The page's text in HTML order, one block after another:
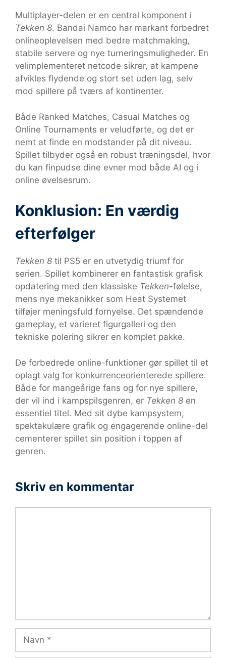
Multiplayer-delen er en central komponent i
Tekken 8. Bandai Namco har markant forbedret
onlineoplevelsen med bedre matchmaking,
stabile servere og nye turneringsmuligheder. En
velimplementeret netcode sikrer, at kampene
afvikles flydende og stort set uden lag, selv
mod spillere på tværs af kontinenter.
Både Ranked Matches, Casual Matches og
Online Tournaments er veludførte, og det er
nemt at finde en modstander på dit niveau.
Spillet tilbyder også en robust træningsdel, hvor
du kan finpudse dine evner mod både AI og i
online øvelsesrum.
Konklusion: En værdig
efterfølger
Tekken 8 til PS5 er en utvetydig triumf for
serien. Spillet kombinerer en fantastisk grafisk
opdatering med den klassiske Tekken-følelse,
mens nye mekanikker som Heat Systemet
tilføjer meningsfuld fornyelse. Det spændende
gameplay, et varieret figurgalleri og den
tekniske polering sikrer en komplet pakke.
De forbedrede online-funktioner gør spillet til et
oplagt valg for konkurrenceorienterede spillere.
Både for mangeårige fans og for nye spillere,
der vil ind i kampspilsgenren, er Tekken 8 en
essentiel titel. Med sit dybe kampsystem,
spektakulære grafik og engagerende online-del
cementerer spillet sin position i toppen af
genren.
Skriv en kommentar